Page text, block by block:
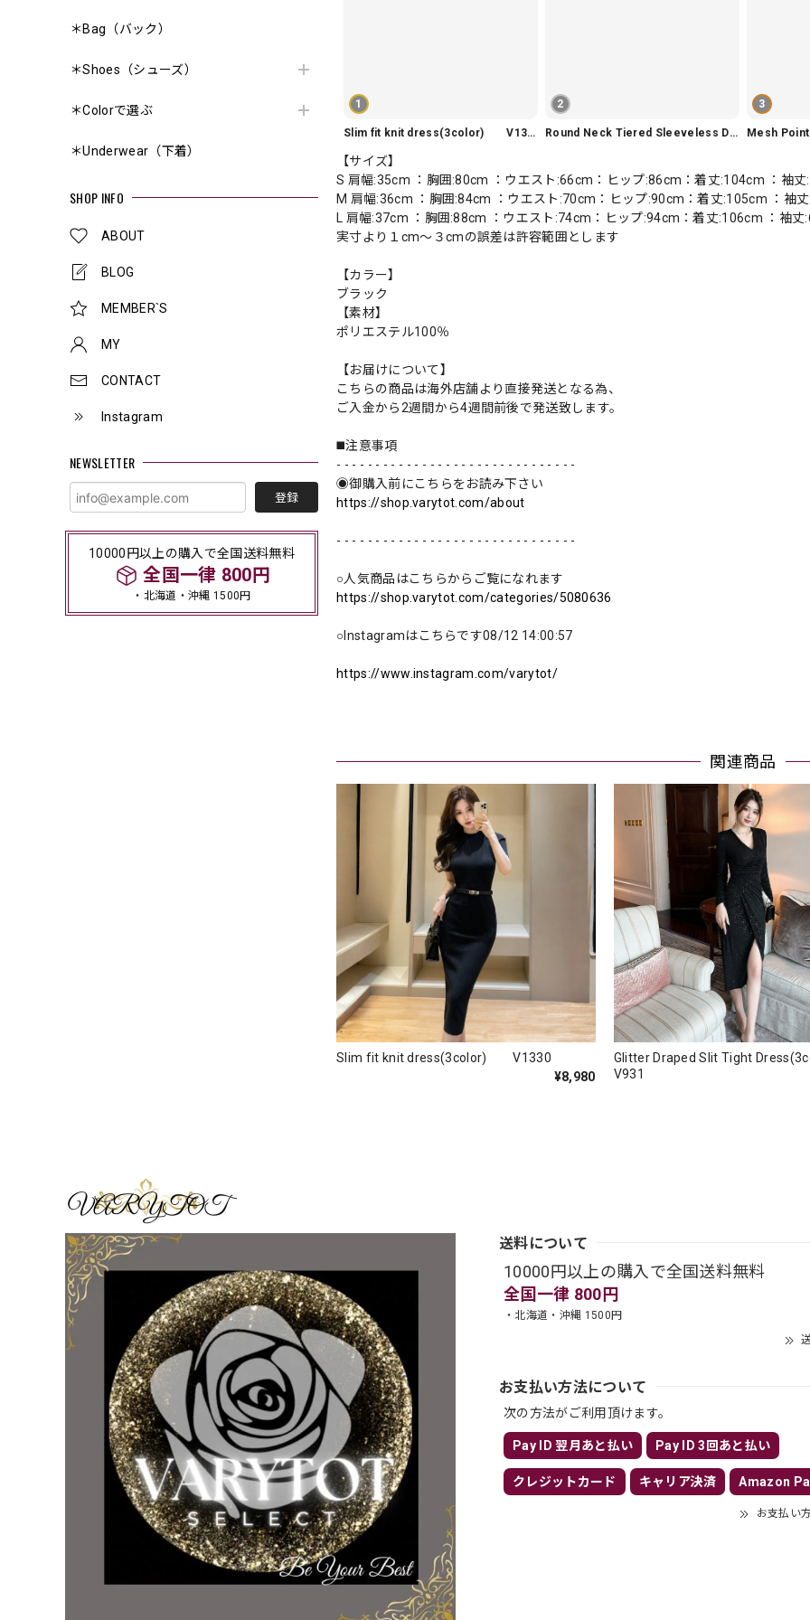
＊Bag（バック）
＊Shoes（シューズ）
＊Colorで選ぶ
＊Underwear（下着）
SHOP INFO
ABOUT
BLOG
MEMBER`S
MY
CONTACT
Instagram
NEWSLETTER
登録
10000円以上の購入で全国送料無料
全国一律 800円
・北海道・沖縄 1500円
1
Slim fit knit dress(3color) V1330
2
Round Neck Tiered Sleeveless Dress V2290
3
Mesh
【サイズ】
S 肩幅:35cm ：胸囲:80cm ：ウエスト:66cm：ヒップ:86cm：着丈:104cm ：袖
M 肩幅:36cm ：胸囲:84cm ：ウエスト:70cm：ヒップ:90cm：着丈:105cm ：袖
L 肩幅:37cm ：胸囲:88cm ：ウエスト:74cm：ヒップ:94cm：着丈:106cm ：袖丈
実寸より１cm〜３cmの誤差は許容範囲とします
【カラー】
ブラック
【素材】
ポリエステル100％
【お届けについて】
こちらの商品は海外店舗より直接発送となる為、
ご入金から2週間から4週間前後で発送致します。
◼️注意事項
- - - - - - - - - - - - - - - - - - - - - - - - - - - - - - -
◉御購入前にこちらをお読み下さい
https://shop.varytot.com/about
- - - - - - - - - - - - - - - - - - - - - - - - - - - - - - -
○人気商品はこちらからご覧になれます
https://shop.varytot.com/categories/5080636
○Instagramはこちらです08/12 14:00:57
https://www.instagram.com/varytot/
関連商品
Slim fit knit dress(3color) V1330
¥8,980
Glitter Draped Slit Tight
V931
送料について
10000円以上の購入で全国送料無料
全国一律 800円
・北海道・沖縄 1500円
お支払い方法について
次の方法がご利用頂けます。
Pay ID 翌月あと払い Pay ID 3回あと払い
クレジットカード キャリア決済 Amazon
お支払い